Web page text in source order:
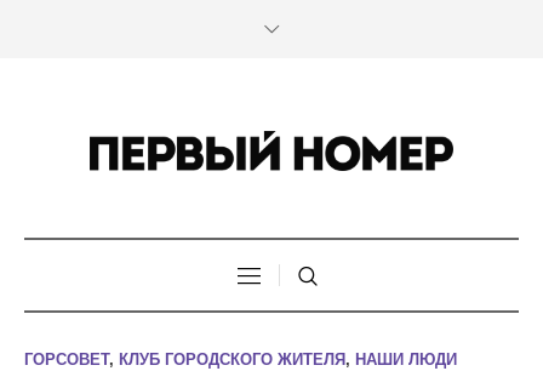
ГОРСОВЕТ, КЛУБ ГОРОДСКОГО ЖИТЕЛЯ , НАШИ ЛЮДИ